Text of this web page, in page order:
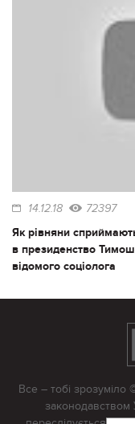
14.12.18 72397
Як рівняни
в президенство
відомого соціолога
Все – тобі зрозуміло